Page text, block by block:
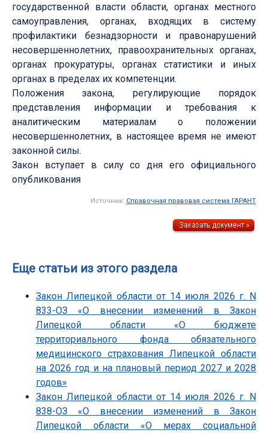
государственной власти области, органах местного
самоуправления, органах, входящих в систему
профилактики безнадзорности и правонарушений
несовершеннолетних, правоохранительных органах,
органах прокуратуры, органах статистики и иных
органах в пределах их компетенции.
Положения закона, регулирующие порядок
представления информации и требования к
аналитическим материалам о положении
несовершеннолетних, в настоящее время не имеют
законной силы.
Закон вступает в силу со дня его официального
опубликования
Источник: Справочная правовая система ГАРАНТ
Еще статьи из этого раздела
Закон Липецкой области от 14 июля 2026 г. N
833-ОЗ «О внесении изменений в Закон
Липецкой области «О бюджете
территориального фонда обязательного
медицинского страхования Липецкой области
на 2026 год и на плановый период 2027 и 2028
годов»
Закон Липецкой области от 14 июля 2026 г. N
838-ОЗ «О внесении изменений в Закон
Липецкой области «О мерах социальной